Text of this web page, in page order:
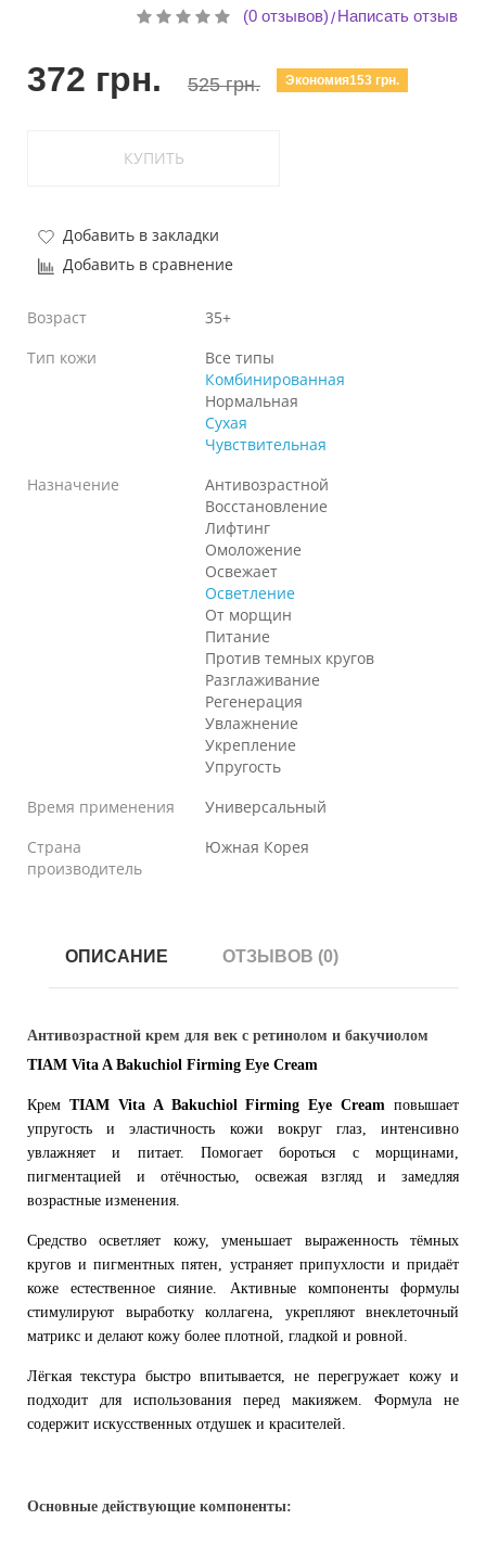
(0 отзывов)/Написать отзыв
372 грн. 525 грн. Экономия153 грн.
КУПИТЬ
Добавить в закладки
Добавить в сравнение
Возраст
35+
Тип кожи
Все типы
Комбинированная
Нормальная
Сухая
Чувствительная
Назначение
Антивозрастной
Восстановление
Лифтинг
Омоложение
Освежает
Осветление
От морщин
Питание
Против темных кругов
Разглаживание
Регенерация
Увлажнение
Укрепление
Упругость
Время применения
Универсальный
Страна
производитель
Южная Корея
ОПИСАНИЕ ОТЗЫВОВ (0)
Антивозрастной крем для век с ретинолом и бакучиолом
TIAM Vita A Bakuchiol Firming Eye Cream
Крем TIAM Vita A Bakuchiol Firming Eye Cream повышает
упругость и эластичность кожи вокруг глаз, интенсивно
увлажняет и питает. Помогает бороться с морщинами,
пигментацией и отёчностью, освежая взгляд и замедляя
возрастные изменения.
Средство осветляет кожу, уменьшает выраженность тёмных
кругов и пигментных пятен, устраняет припухлости и придаёт
коже естественное сияние. Активные компоненты формулы
стимулируют выработку коллагена, укрепляют внеклеточный
матрикс и делают кожу более плотной, гладкой и ровной.
Лёгкая текстура быстро впитывается, не перегружает кожу и
подходит для использования перед макияжем. Формула не
содержит искусственных отдушек и красителей.
Основные действующие компоненты: